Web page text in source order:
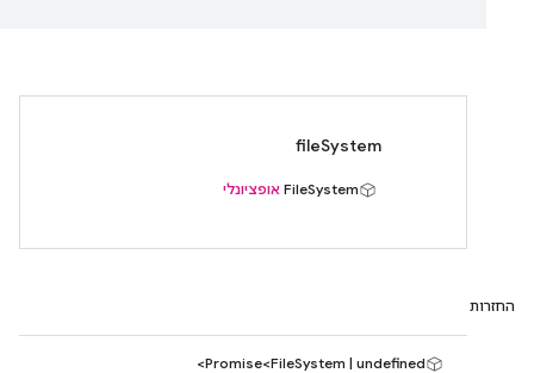
fileSystem
FileSystem אופציונלי
החזרות
Promise<FileSystem | undefined>